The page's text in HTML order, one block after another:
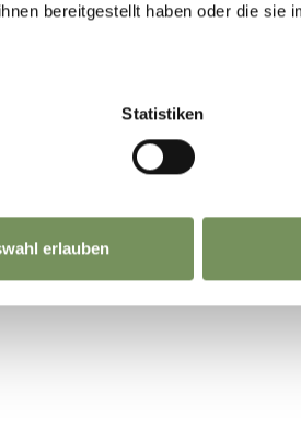
bereitgestellt haben oder die sie
Statistiken
erlauben